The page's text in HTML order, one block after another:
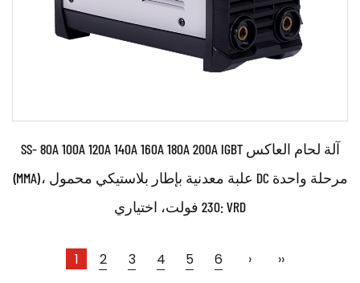
SS- 80A 100A 120A 140A 160A 180A 200A IGBT آلة لحام العاكس
(MMA)، علبة معدنية بإطار بلاستيكي محمول DC مرحلة واحدة
230 فولت، اختياري: VRD
1 2 3 4 5 6 › ››